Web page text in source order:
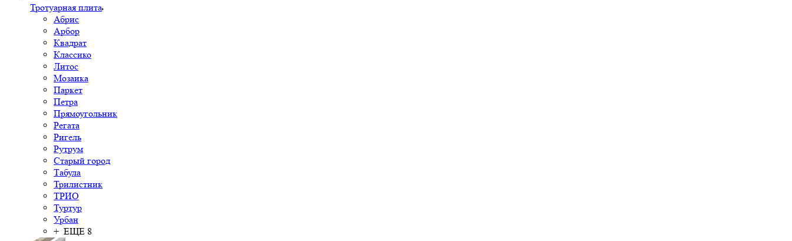
Тротуарная плита
Абрис
Арбор
Квадрат
Классико
Литос
Мозаика
Паркет
Петра
Прямоугольник
Регата
Ригель
Рутрум
Старый город
Табула
Трилистник
ТРИО
Туртур
Урбан
+ ЕЩЕ 8